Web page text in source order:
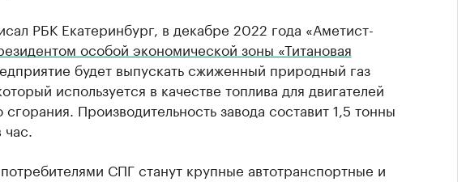
РБК Екатеринбург, в декабре 2022 года «Аметист-
особой экономической зоны «Титановая
будет выпускать сжиженный природный газ
используется в качестве топлива для двигателей
сгорания. Производительность завода составит 1,5 тонны
СПГ станут крупные автотранспортные и